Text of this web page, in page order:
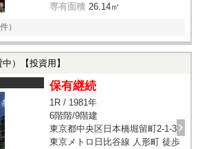
専有面積 26.14㎡
）
）【投資用】
保有継続
1R / 1981年
6階階/9階建
東京都中央区日本橋堀留町2-1-3
東京メトロ日比谷線 人形町 徒歩